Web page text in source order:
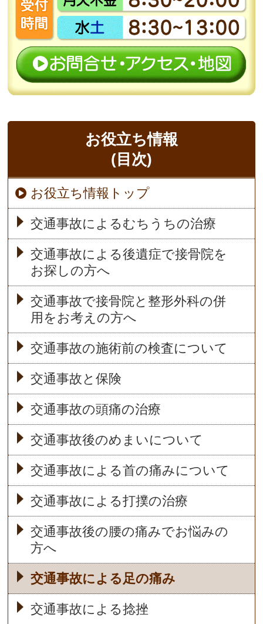
お役立ち情報
(目次)
お役立ち情報トップ
交通事故によるむちうちの治療
交通事故による後遺症で接骨院を
お探しの方へ
交通事故で接骨院と整形外科の併
用をお考えの方へ
交通事故の施術前の検査について
交通事故と保険
交通事故の頭痛の治療
交通事故後のめまいについて
交通事故による首の痛みについて
交通事故による打撲の治療
交通事故後の腰の痛みでお悩みの
方へ
交通事故による足の痛み
交通事故による捻挫